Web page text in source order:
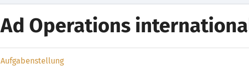
Ad Operations
Aufgabenstellung